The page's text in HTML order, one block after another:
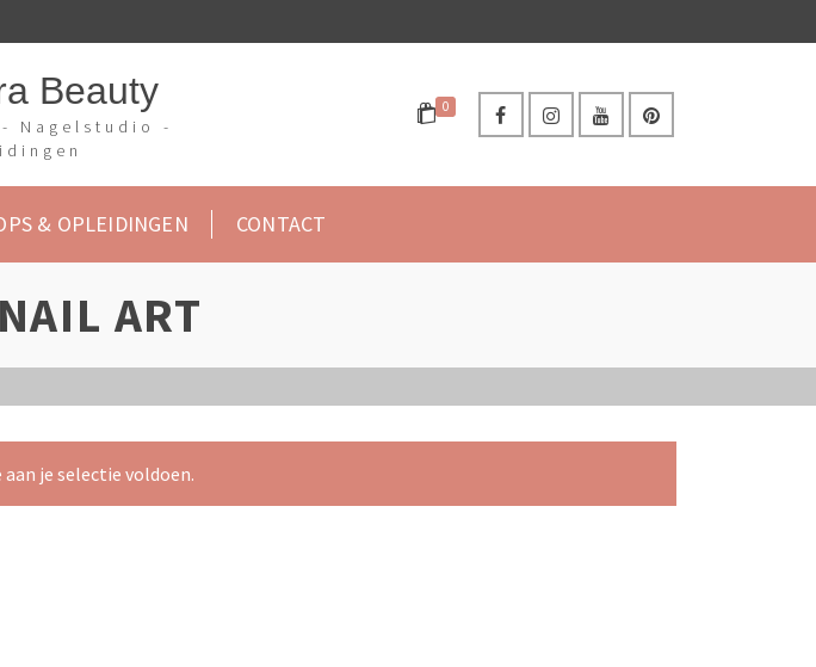
Beauty
Nagelstudio -
0
& OPLEIDINGEN CONTACT
ART
je selectie voldoen.